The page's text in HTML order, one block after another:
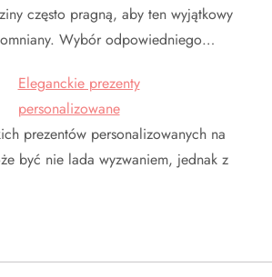
często pragną, aby ten wyjątkowy
Wybór odpowiedniego…
Eleganckie prezenty
personalizowane
prezentów personalizowanych na
być nie lada wyzwaniem, jednak z